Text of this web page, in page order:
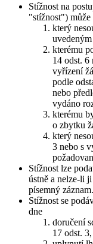
Stížnost na
"stížnost") může
který
kterému
14 odst. 6
vyřízení
podle
nebo
vydáno
kterému
o zbytku
který
3 nebo s
Stížnost lze
ústně a nelze-li
písemný záznam.
Stížnost se
dne
doručení
17 odst. 3,